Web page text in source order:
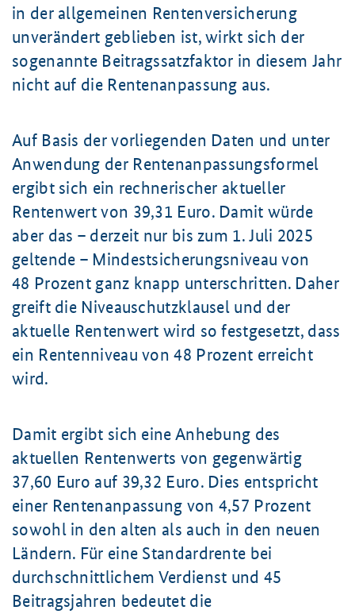
in der allgemeinen Rentenversicherung
unverändert geblieben ist, wirkt sich der
sogenannte Beitragssatzfaktor in diesem Jahr
nicht auf die Rentenanpassung aus.
Auf Basis der vorliegenden Daten und unter
Anwendung der Rentenanpassungsformel
ergibt sich ein rechnerischer aktueller
Rentenwert von 39,31 Euro. Damit würde
aber das – derzeit nur bis zum 1. Juli 2025
geltende – Mindestsicherungsniveau von
48 Prozent ganz knapp unterschritten. Daher
greift die Niveauschutzklausel und der
aktuelle Rentenwert wird so festgesetzt, dass
ein Rentenniveau von48 Prozent erreicht
wird.
Damit ergibt sich eine Anhebung des
aktuellen Rentenwerts von gegenwärtig
37,60 Euro auf 39,32 Euro. Dies entspricht
einer Rentenanpassung von 4,57 Prozent
sowohl in den alten als auch in den neuen
Ländern. Für eine Standardrente bei
durchschnittlichem Verdienst und 45
Beitragsjahren bedeutet die